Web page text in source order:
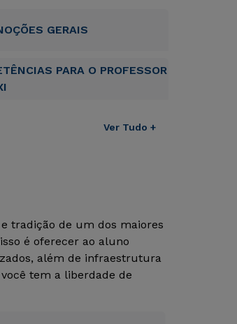
GERAIS
PARA O PROFESSOR
Ver Tudo +
tradição de um dos maiores
é oferecer ao aluno
além de infraestrutura
tem a liberdade de